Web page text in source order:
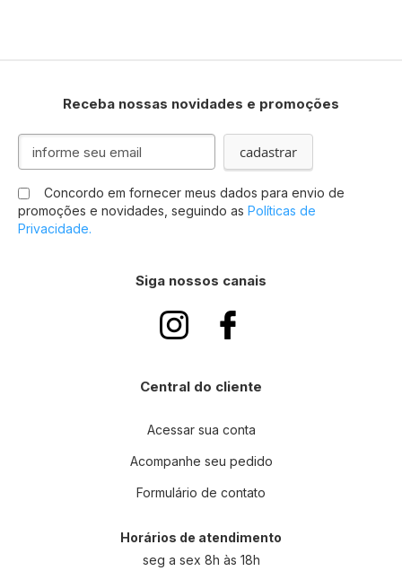
Receba nossas novidades e promoções
Inscreva-
nossa
Newsletter:
cadastrar
Concordo em fornecer meus dados para envio de
promoções e novidades, seguindo as Políticas de
Privacidade.
Siga nossos canais
Central do cliente
Acessar sua conta
Acompanhe seu pedido
Formulário de contato
Horários de atendimento
seg a sex 8h às 18h